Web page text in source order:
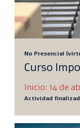
No Presencial
Curso
Inicio: 14 de
Actividad